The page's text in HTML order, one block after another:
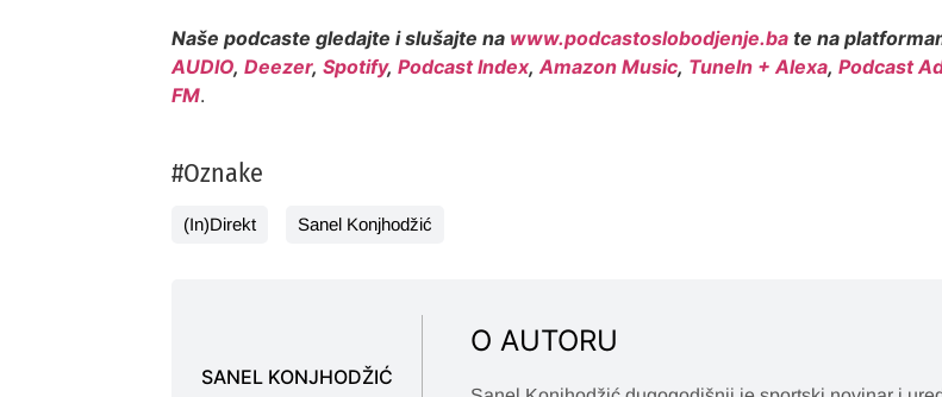
Naše podcaste gledajte i slušajte na www.podcastoslobodjenje.bate na
AUDIO,Deezer,Spotify,Podcast Index,Amazon Music, TuneIn + Alexa,Podcast
FM.
#Oznake
(In)Direkt Sanel Konjhodžić
SANEL KONJHODŽIĆ
O AUTORU